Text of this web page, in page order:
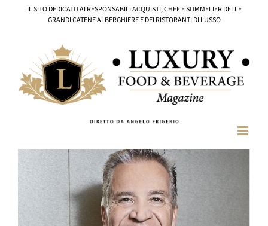
IL SITO DEDICATO AI RESPONSABILI ACQUISTI, CHEF E SOMMELIER DELLE
GRANDI CATENE ALBERGHIERE E DEI RISTORANTI DI LUSSO
Ingrandisci
immagine